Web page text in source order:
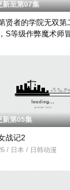
之生厄、亵之招祟”
的神秘粒子“梅比乌
新至第07集
贤者的学院无双第
S等级作弊魔术师
而突然集结的团员们
新第05集
战记2
/ 日本 / 日韩动漫